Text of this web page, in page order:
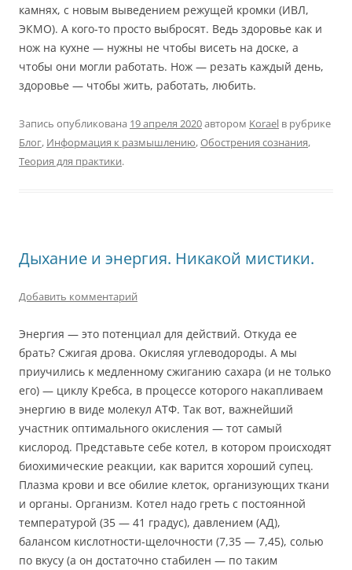
камнях, с новым выведением режущей кромки (ИВЛ,
ЭКМО). А кого-то просто выбросят. Ведь здоровье как и
нож на кухне — нужны не чтобы висеть на доске, а
чтобы они могли работать. Нож — резать каждый день,
здоровье — чтобы жить, работать, любить.
Запись опубликована 19 апреля 2020автором Korael в рубрике
Блог, Информация к размышлению,Обострения сознания,
Теория для практики.
Дыхание и энергия. Никакой мистики.
Добавить комментарий
Энергия — это потенциал для действий. Откуда ее
брать? Сжигая дрова. Окисляя углеводороды. А мы
приучились к медленному сжиганию сахара (и не только
его) — циклу Кребса, в процессе которого накапливаем
энергию в виде молекул АТФ. Так вот, важнейший
участник оптимального окисления — тот самый
кислород. Представьте себе котел, в котором происходят
биохимические реакции, как варится хороший супец.
Плазма крови и все обилие клеток, организующих ткани
и органы. Организм. Котел надо греть с постоянной
температурой (35 — 41 градус), давлением (АД),
балансом кислотности-щелочности (7,35 — 7,45), солью
по вкусу (а он достаточно стабилен — по таким